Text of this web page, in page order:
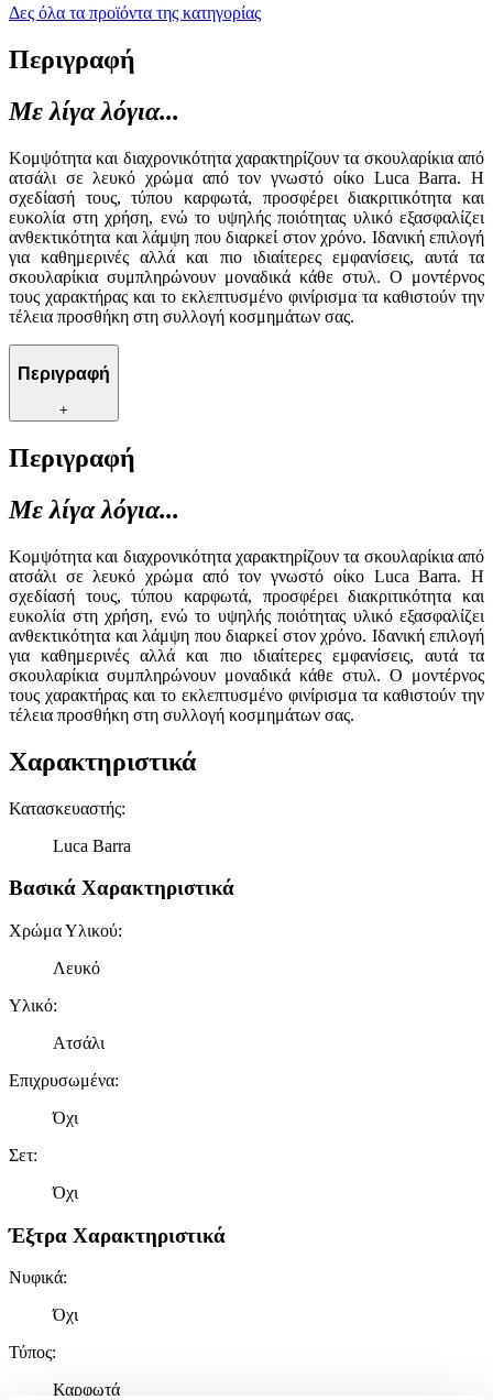
Δες όλα τα προϊόντα της κατηγορίας
Περιγραφή
Με λίγα λόγια...
Κομψότητα και διαχρονικότητα χαρακτηρίζουν τα σκουλαρίκια από
ατσάλι σε λευκό χρώμα από τον γνωστό οίκο Luca Barra. Η
σχεδίασή τους, τύπου καρφωτά, προσφέρει διακριτικότητα και
ευκολία στη χρήση, ενώ το υψηλής ποιότητας υλικό εξασφαλίζει
ανθεκτικότητα και λάμψη που διαρκεί στον χρόνο. Ιδανική επιλογή
για καθημερινές αλλά και πιο ιδιαίτερες εμφανίσεις, αυτά τα
σκουλαρίκια συμπληρώνουν μοναδικά κάθε στυλ. Ο μοντέρνος
τους χαρακτήρας και το εκλεπτυσμένο φινίρισμα τα καθιστούν την
τέλεια προσθήκη στη συλλογή κοσμημάτων σας.
Περιγραφή
+
Περιγραφή
Με λίγα λόγια...
Κομψότητα και διαχρονικότητα χαρακτηρίζουν τα σκουλαρίκια από
ατσάλι σε λευκό χρώμα από τον γνωστό οίκο Luca Barra. Η
σχεδίασή τους, τύπου καρφωτά, προσφέρει διακριτικότητα και
ευκολία στη χρήση, ενώ το υψηλής ποιότητας υλικό εξασφαλίζει
ανθεκτικότητα και λάμψη που διαρκεί στον χρόνο. Ιδανική επιλογή
για καθημερινές αλλά και πιο ιδιαίτερες εμφανίσεις, αυτά τα
σκουλαρίκια συμπληρώνουν μοναδικά κάθε στυλ. Ο μοντέρνος
τους χαρακτήρας και το εκλεπτυσμένο φινίρισμα τα καθιστούν την
τέλεια προσθήκη στη συλλογή κοσμημάτων σας.
Χαρακτηριστικά
Κατασκευαστής:
Luca Barra
Βασικά Χαρακτηριστικά
Χρώμα Υλικού:
Λευκό
Υλικό:
Ατσάλι
Επιχρυσωμένα:
Όχι
Σετ:
Όχι
Έξτρα Χαρακτηριστικά
Νυφικά:
Όχι
Τύπος:
Καρφωτά